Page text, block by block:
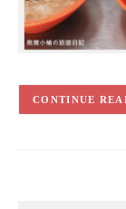
CONTINUE